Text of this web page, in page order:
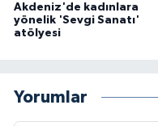
Akdeniz'de kadınlara
yönelik 'Sevgi Sanatı'
atölyesi
Yorumlar